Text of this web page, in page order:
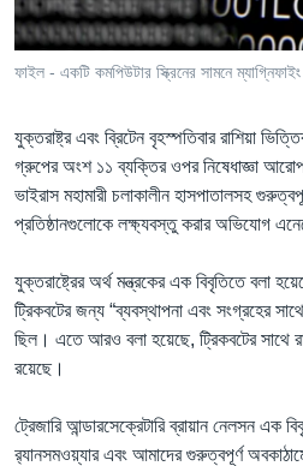
FOLLOW US
অন্য ভাষায় ওয়েব সাইট
ফাইল - একটি কমপিউটার স্ক্রিনের সামনে ম্যাগ্নিফাইং
যুক্তরাষ্ট্র এবং ব্রিটেন বৃহস্পতিবার রাশিয়া
গ্রুপের অংশ ১১ ব্যক্তির ওপর নিষেধাজ্ঞা
ভাইরাস মহামারী চলাকালীন হাসপাতালসহ
প্রতিষ্ঠানগুলোকে লক্ষ্যবস্তু করার অভিযোগ
যুক্তরাষ্ট্রের অর্থ মন্ত্রকের এক বিবৃতিতে বলা
ট্রিকবটের জন্য “ব্যবস্থাপনা এবং সংগ্রহের
ছিল। এতে আরও বলা হয়েছে, ট্রিকবটের সাথে
রয়েছে।
ট্রেজারি আন্ডারসেক্রেটারি ব্রায়ান নেলসন এক
র‍্যানসমওয়্যার এবং আমাদের গুরুত্বপূর্ণ